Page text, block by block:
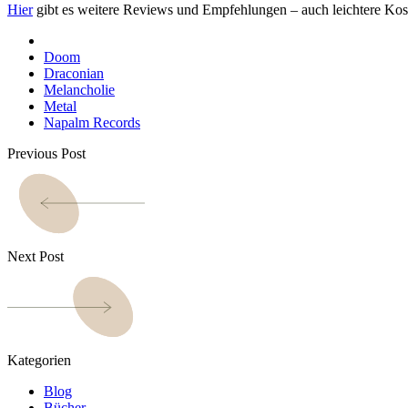
Hiergibt es weitere Reviews und Empfehlungen – auch leichtere
Doom
Draconian
Melancholie
Metal
Napalm Records
Previous Post
Next Post
Kategorien
Blog